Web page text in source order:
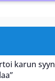
karun